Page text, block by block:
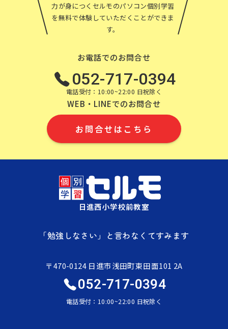
力が身につくセルモのパソコン個別学習
を無料で体験していただくことができま
す。
お電話でのお問合せ
052-717-0394
電話受付：10:00~22:00 日祝除く
WEB・LINEでのお問合せ
お問合せはこちら
日進西小学校前教室
「勉強しなさい」と言わなくてすみます
〒470-0124 日進市浅田町東田面101 2A
052-717-0394
電話受付：10:00~22:00 日祝除く